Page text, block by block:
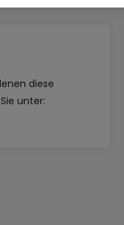
diese
unter: